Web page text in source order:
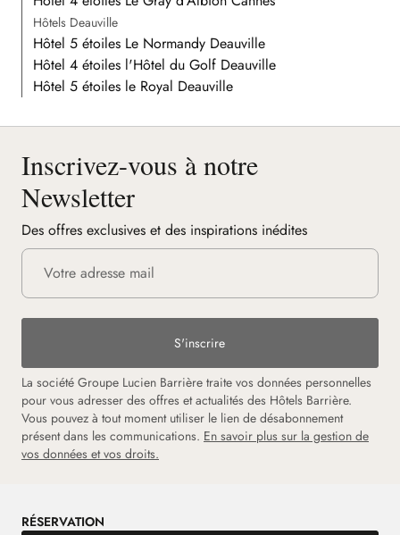
Hôtels Deauville
Hôtel 5 étoiles Le Normandy Deauville
Hôtel 4 étoiles l'Hôtel du Golf Deauville
Hôtel 5 étoiles le Royal Deauville
Inscrivez-vous à notre
Newsletter
Des offres exclusives et des inspirations inédites
S'inscrire
La société Groupe Lucien Barrière traite vos données personnelles
pour vous adresser des offres et actualités des Hôtels Barrière.
Vous pouvez à tout moment utiliser le lien de désabonnement
présent dans les communications. En savoir plus sur la gestion de
vos données et vos droits.
RÉSERVATION